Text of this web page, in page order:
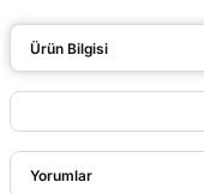
Ürün Bilgisi
Yorumlar